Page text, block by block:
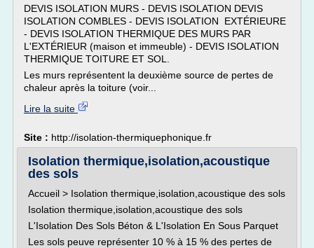
DEVIS ISOLATION MURS - DEVIS ISOLATION DEVIS
ISOLATION COMBLES - DEVIS ISOLATION EXTÉRIEURE
- DEVIS ISOLATION THERMIQUE DES MURS PAR
L'EXTÉRIEUR (maison et immeuble) - DEVIS ISOLATION
THERMIQUE TOITURE ET SOL.
Les murs représentent la deuxième source de pertes de
chaleur après la toiture (voir...
Lire la suite
Site : http://isolation-thermiquephonique.fr
Isolation thermique,isolation,acoustique
des sols
Accueil > Isolation thermique,isolation,acoustique des sols
Isolation thermique,isolation,acoustique des sols
L'Isolation Des Sols Béton & L'Isolation En Sous Parquet
Les sols peuve représenter 10 % à 15 % des pertes de